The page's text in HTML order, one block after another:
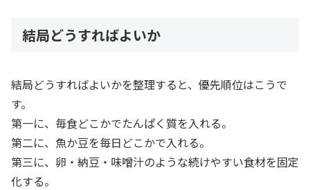
結局どうすればよいか
結局どうすればよいかを整理すると、優先順位はこうで
す。
第一に、毎食どこかでたんぱく質を入れる。
第二に、魚か豆を毎日どこかで入れる。
第三に、卵・納豆・味噌汁のような続けやすい食材を固定
化する。